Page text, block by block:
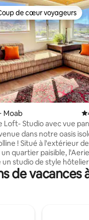
5
sur la base de 186
de cœur voyageurs les
de cœur voyageurs
Moab
Loft- Studio avec vue
privé)
dans notre oasis
! Situé à l'extérieur
un quartier paisible,
studio de style
panoramiques
Il est situé
donc les levers et les
de vacances